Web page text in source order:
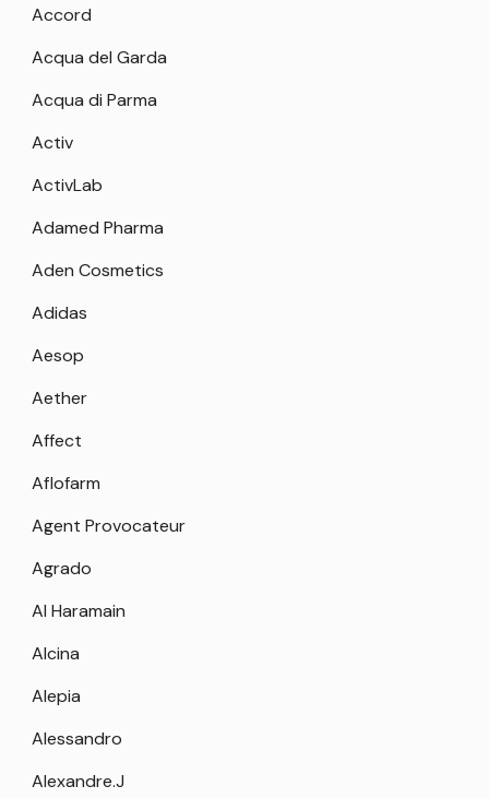
Accord
Acqua del Garda
Acqua di Parma
Activ
ActivLab
Adamed Pharma
Aden Cosmetics
Adidas
Aesop
Aether
Affect
Aflofarm
Agent Provocateur
Agrado
Al Haramain
Alcina
Alepia
Alessandro
Alexandre.J